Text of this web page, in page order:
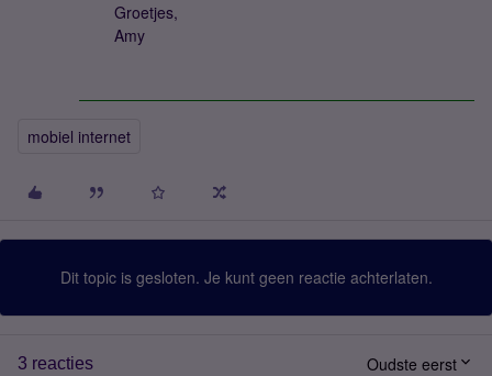
Groetjes,
Amy
mobiel internet
Dit topic is gesloten. Je kunt geen reactie achterlaten.
3 reacties Oudste eerst